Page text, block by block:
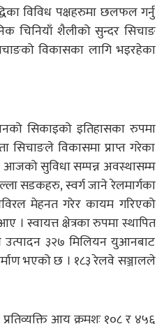
विविध पक्षहरुमा छलफल गर्नु
चिनियाँ शैलीको सुन्दर सिचाङ
विकासका लागि भइरहेका
सिकाइको इतिहासका रुपमा
सिचाङले विकासमा प्राप्त गरेका
आजको सुविधा सम्पन्न अवस्थासम्म
सडकहरु, स्वर्ग जाने रेलमार्गका
मेहनत गरेर कायम गरिएको
। स्वायत्त क्षेत्रका रुपमा स्थापित
३२७ मिलियन युआनबाट
भएको छ । १८३ रेलवे सञ्जालले
आय क्रमशः १०८ र ४५६